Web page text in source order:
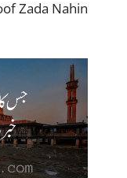
Zada Nahin